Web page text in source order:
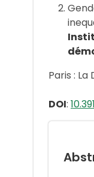
Paris : La
DOI: